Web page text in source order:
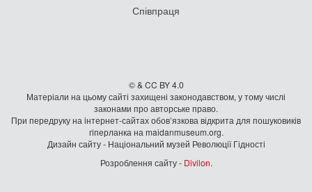
Співпраця
© & CC BY 4.0
Матеріали на цьому сайті захищені законодавством, у тому числі
законами про авторське право.
При передруку на iнтернет-сайтах обов’язкова відкрита для пошуковиків
гiперланка на maidanmuseum.org.
Дизайн сайту - Національний музей Революції Гідності
Розроблення сайту - Divilon.